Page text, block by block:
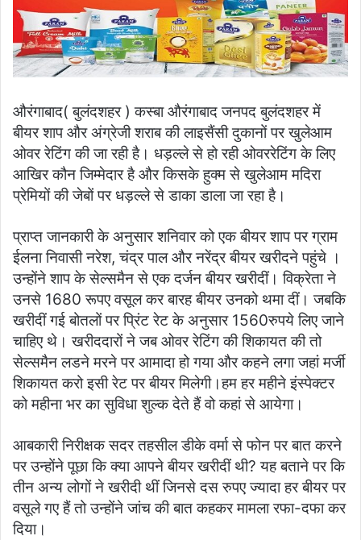
औरंगाबाद( बुलंदशहर ) कस्बा औरंगाबाद जनपद बुलंदशहर में
बीयर शाप और अंग्रेजी शराब की लाइसैंसी दुकानों पर खुलेआम
ओवर रेटिंग की जा रही है। धड़ल्ले से हो रही ओवररेटिंग के लिए
आखिर कौन जिम्मेदार है और किसके हुक्म से खुलेआम मदिरा
प्रेमियों की जेबों पर धड़ल्ले से डाका डाला जा रहा है।
प्राप्त जानकारी के अनुसार शनिवार को एक बीयर शाप पर ग्राम
ईलना निवासी नरेश, चंद्र पाल और नरेंद्र बीयर खरीदने पहुंचे ‌।
उन्होंने शाप के सेल्समैन से एक दर्जन बीयर खरीदीं। विक्रेता ने
उनसे 1680 रूपए वसूल कर बारह बीयर उनको थमा दीं। जबकि
खरीदीं गई बोतलों पर प्रिंट रेट के अनुसार 1560रुपये लिए जाने
चाहिए थे। खरीददारों ने जब ओवर रेटिंग की शिकायत की तो
सेल्समैन लडने मरने पर आमादा हो गया और कहने लगा जहां मर्जी
शिकायत करो इसी रेट पर बीयर मिलेगी।हम हर महीने इंस्पेक्टर
को महीना भर का सुविधा शुल्क देते हैं वो कहां से आयेगा।
आबकारी निरीक्षक सदर तहसील डीके वर्मा से फोन पर बात करने
पर उन्होंने पूछा कि क्या आपने बीयर खरीदीं थी? यह बताने पर कि
तीन अन्य लोगों ने खरीदी थीं जिनसे दस रुपए ज्यादा हर बीयर पर
वसूले गए हैं तो उन्होंने जांच की बात कहकर मामला रफा-दफा कर
दिया।